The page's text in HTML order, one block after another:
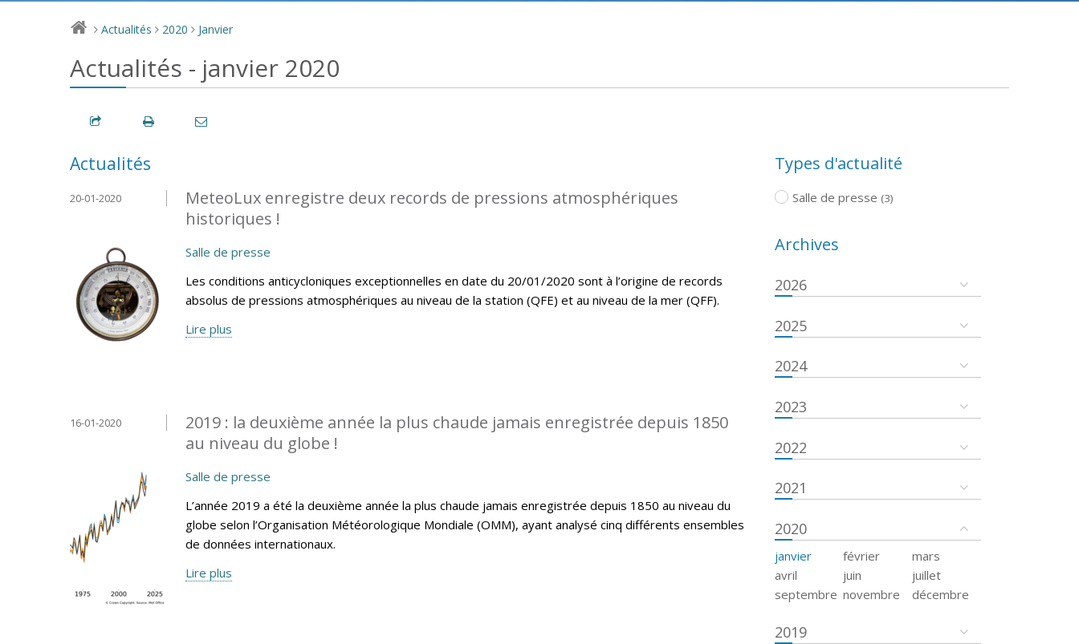
> Actualités > 2020 > Janvier
Actualités - janvier 2020
Actualités
MeteoLux enregistre deux records de pressions atmosphériques
historiques !
20-01-2020
Salle de presse
Les conditions anticycloniques exceptionnelles en date du 20/01/2020 sont à l’origine de records
absolus de pressions atmosphériques au niveau de la station (QFE) et au niveau de la mer (QFF).
Lire plus
2019 : la deuxième année la plus chaude jamais enregistrée depuis 1850
au niveau du globe !
16-01-2020
Salle de presse
L’année 2019 a été la deuxième année la plus chaude jamais enregistrée depuis 1850 au niveau du
globe selon l’Organisation Météorologique Mondiale (OMM), ayant analysé cinq différents ensembles
de données internationaux.
Lire plus
Types d'actualité
Salle de presse (3)
Archives
2026
2025
2024
2023
2022
2021
2020
janvier février
mars
avril
juin
juillet
septembre novembre décembre
2019